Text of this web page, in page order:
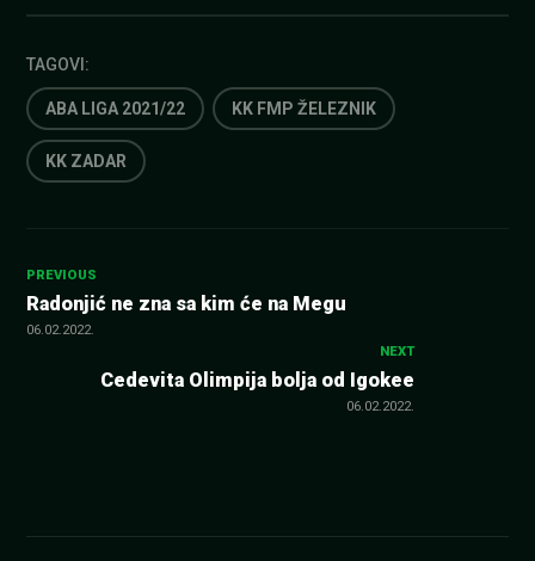
TAGOVI:
ABA LIGA 2021/22 KK FMP ŽELEZNIK
KK ZADAR
Kretanje
članka
PREVIOUS
Radonjić ne zna sa kim će na Megu
06.02.2022.
NEXT
Cedevita Olimpija bolja od Igokee
06.02.2022.